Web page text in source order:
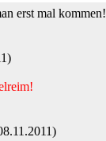
erst mal kommen!